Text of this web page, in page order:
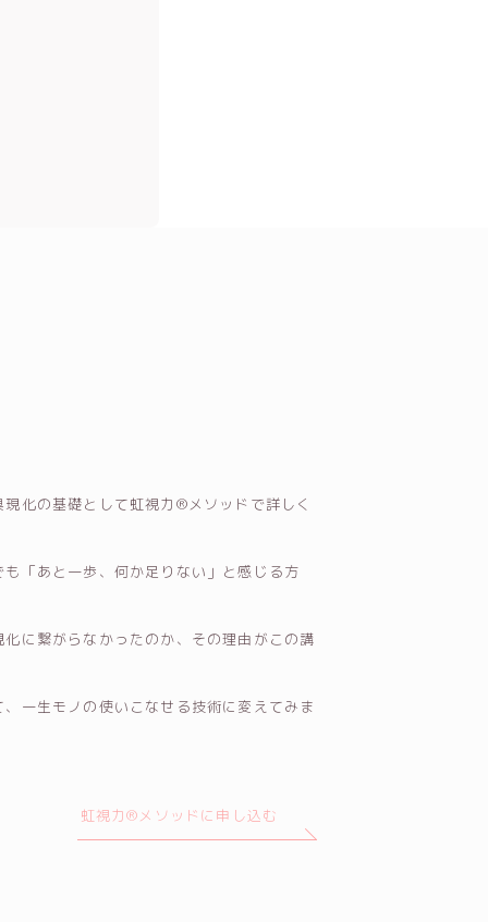
化の基礎として虹視力®メソッドで詳しく
「あと一歩、何か足りない」と感じる方
に繋がらなかったのか、その理由がこの講
一生モノの使いこなせる技術に変えてみま
虹視力®メソッドに申し込む